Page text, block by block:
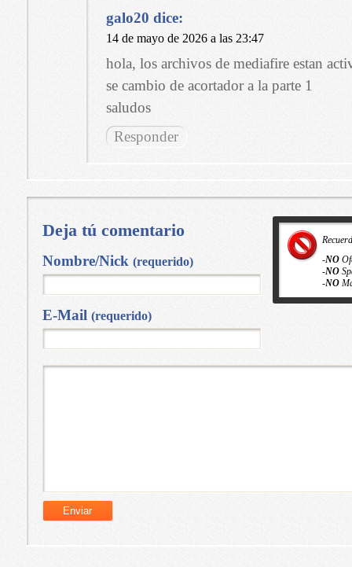
galo20 dice:
14 de mayo de 2026 a las 23:47
hola, los archivos de mediafire estan
se cambio de acortador a la parte 1
saludos
Responder
-NO
-NO
-NO
Deja tú comentario
Nombre/Nick (requerido)
E-Mail (requerido)